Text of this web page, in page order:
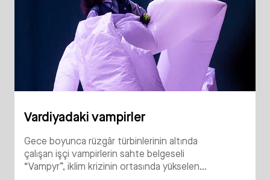
Vardiyadaki vampirler
Gece boyunca rüzgâr türbinlerinin altında
çalışan işçi vampirlerin sahte belgeseli
“Vampyr”, iklim krizinin ortasında yükselen...